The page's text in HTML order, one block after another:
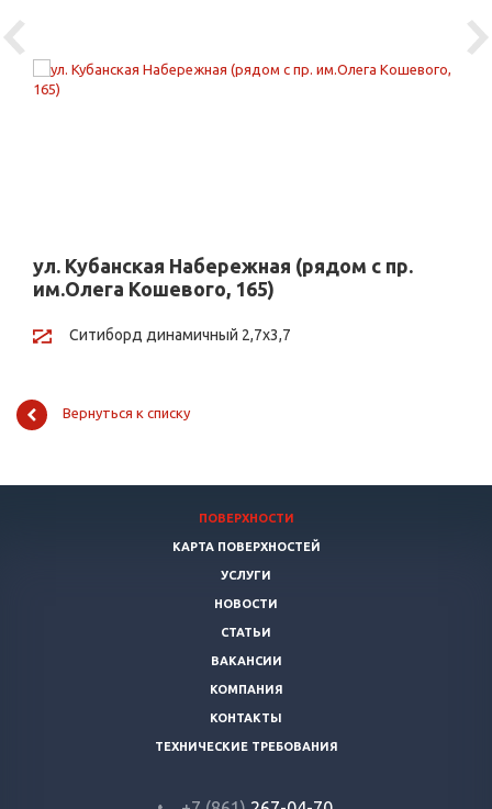
Previous
ул. Кубанская Набережная (рядом с пр.
им.Олега Кошевого, 165)
Ситиборд динамичный 2,7х3,7
Вернуться к списку
ПОВЕРХНОСТИ
КАРТА ПОВЕРХНОСТЕЙ
УСЛУГИ
НОВОСТИ
СТАТЬИ
ВАКАНСИИ
КОМПАНИЯ
КОНТАКТЫ
ТЕХНИЧЕСКИЕ ТРЕБОВАНИЯ